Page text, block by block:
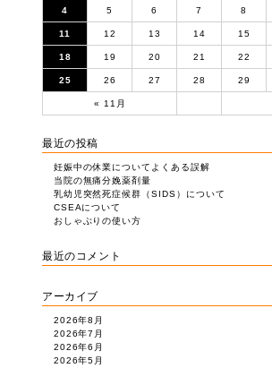
« 11月
4 5 6 7 8
11 12 13 14 15
18 19 20 21 22
25 26 27 28 29
最近の投稿
妊娠中の休業についてよくある誤解
当院の無痛分娩薬剤量
乳幼児突然死症候群（SIDS）について
CSEAについて
おしゃぶりの使い方
最近のコメント
アーカイブ
2026年8月
2026年7月
2026年6月
2026年5月